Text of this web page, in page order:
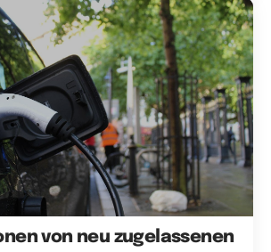
von neu zugelassenen